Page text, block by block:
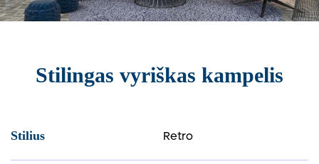
Prisijungti/Registruotis Prašyti dizaino
Stilingas vyriškas kampelis
Stilius Retro